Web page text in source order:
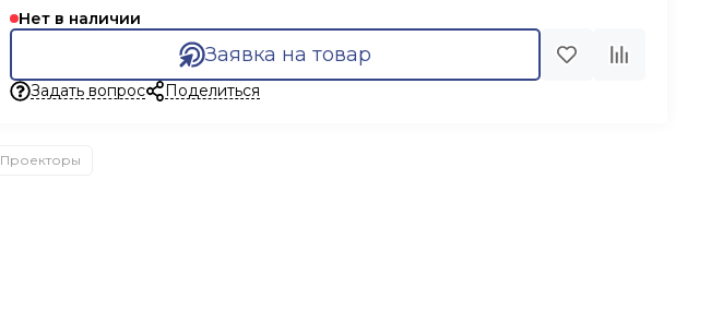
Нет в наличии
Заявка на товар
Задать вопрос Поделиться
Проекторы